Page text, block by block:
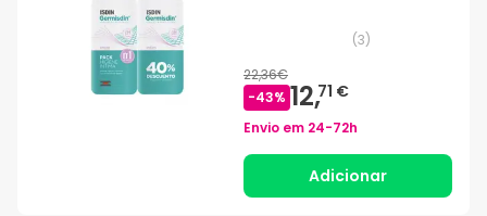
(3)
22,36€
-43% 12,71 €
Envio em 24-72h
Adicionar